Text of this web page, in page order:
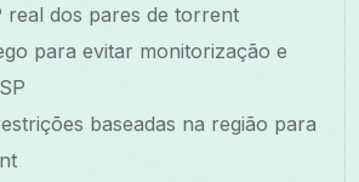
real dos pares de torrent
para evitar monitorização e
baseadas na região para